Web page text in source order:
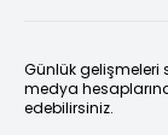
Günlük gelişmeleri
medya
edebilirsiniz.